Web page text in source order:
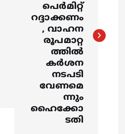
പെർമിറ്റ്
റദ്ദാക്കണം
, വാഹന
രൂപമാറ്റ
ത്തില്‍
കര്‍ശന
നടപടി
വേണമെ
ന്നും
ഹൈക്കോ
ടതി